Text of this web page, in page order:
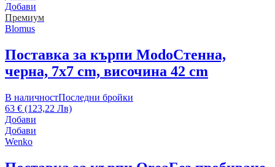
Добави
Премиум
Blomus
Поставка за кърпи ModoСтенна,
черна, 7x7 cm, височина 42 cm
В наличностПоследни бройки
63 € (123,22 Лв)
Добави
Добави
Wenko